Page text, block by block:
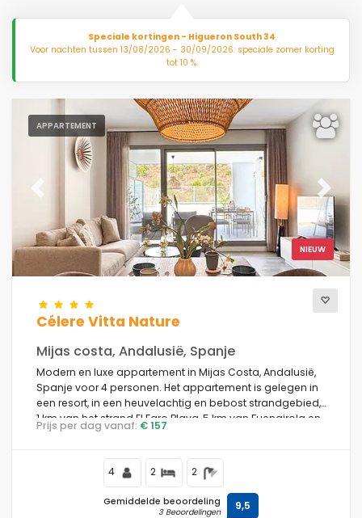
Speciale kortingen - Higueron South 34
Voor nachten tussen 13/08/2026 - 30/09/2026: speciale zomer korting
tot 10 %.
APPARTEMENT
NIEUW
Previous Next
Célere Vitta Nature
Mijas costa, Andalusië, Spanje
Modern en luxe appartement in Mijas Costa, Andalusië,
Spanje voor 4 personen. Het appartement is gelegen in
een resort, in een heuvelachtig en bebost strandgebied,
1 km van het strand El Faro Playa, 5 km van Fuengirola en
1 km van de Middellandse Zee.
Prijs per dag vanaf: € 157
4 2 2
Gemiddelde beoordeling
3 Beoordelingen 9,5